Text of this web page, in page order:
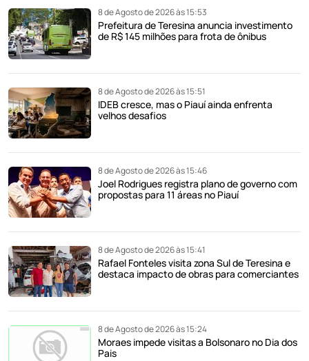
8 de Agosto de 2026 às 15:53
Prefeitura de Teresina anuncia investimento
de R$ 145 milhões para frota de ônibus
8 de Agosto de 2026 às 15:51
IDEB cresce, mas o Piauí ainda enfrenta
velhos desafios
8 de Agosto de 2026 às 15:46
Joel Rodrigues registra plano de governo com
propostas para 11 áreas no Piauí
8 de Agosto de 2026 às 15:41
Rafael Fonteles visita zona Sul de Teresina e
destaca impacto de obras para comerciantes
8 de Agosto de 2026 às 15:24
Moraes impede visitas a Bolsonaro no Dia dos
Pais